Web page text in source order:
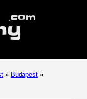
» Budapest »